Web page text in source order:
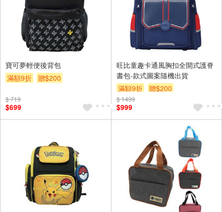
寶可夢輕便後背包
滿額9折
贈$200
$ 719
$699
旺比童趣卡通風胸扣全開式護脊
書包-款式圖案隨機出貨
滿額9折
贈$200
$ 1499
$999